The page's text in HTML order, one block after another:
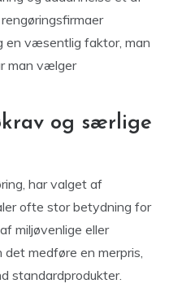
en væsentlig faktor, man
man vælger
og særlige
har valget af
ofte stor betydning for
miljøvenlige eller
medføre en merpris,
standardprodukter.